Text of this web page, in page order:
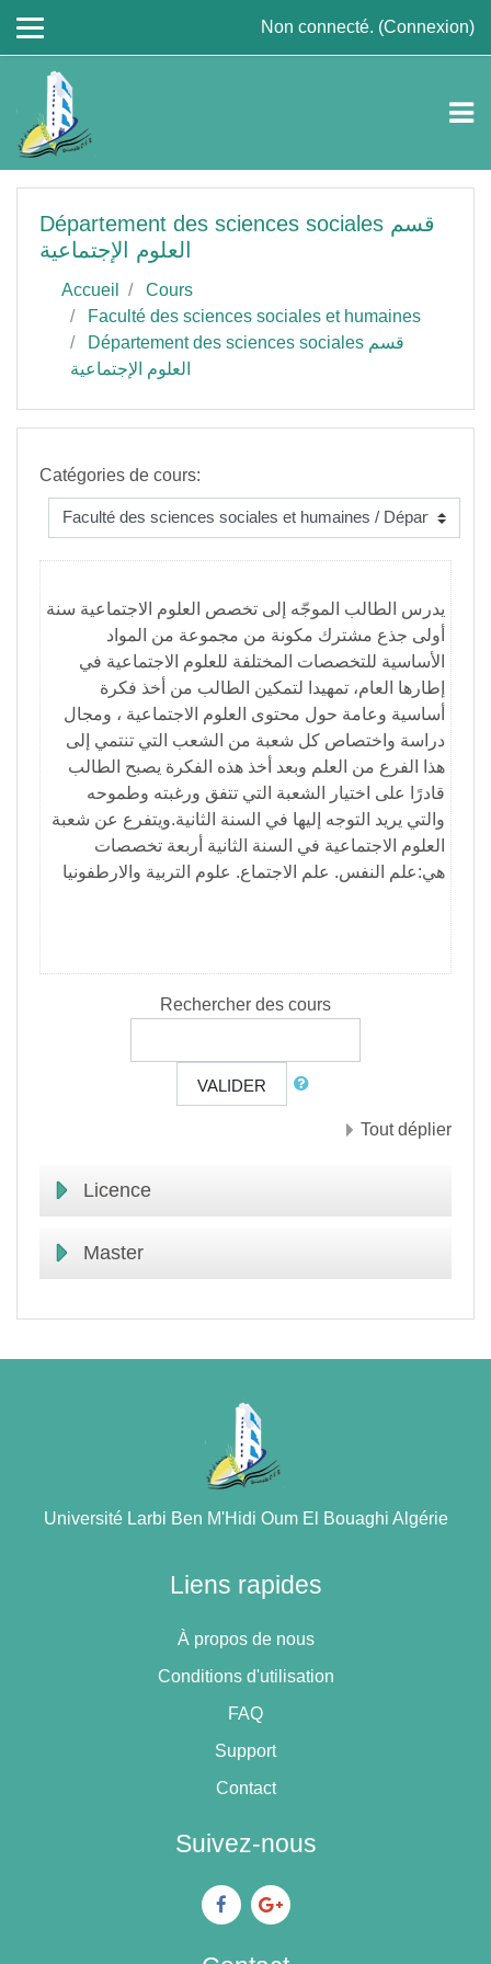
Non connecté. (Connexion)
Département des sciences sociales قسم
العلوم الإجتماعية
Accueil
Cours
Faculté des sciences sociales et humaines
Département des sciences sociales قسم
العلوم الإجتماعية
Catégories de cours:
يدرس الطالب الموجّه إلى تخصص العلوم الاجتماعية سنة
أولى جذع مشترك مكونة من مجموعة من المواد
الأساسية للتخصصات المختلفة للعلوم الاجتماعية في
إطارها العام، تمهيدا لتمكين الطالب من أخذ فكرة
أساسية وعامة حول محتوى العلوم الاجتماعية ، ومجال
دراسة واختصاص كل شعبة من الشعب التي تنتمي إلى
هذا الفرع من العلم وبعد أخذ هذه الفكرة يصبح الطالب
قادرًا على اختيار الشعبة التي تتفق ورغبته وطموحه
والتي يريد التوجه إليها في السنة الثانية.ويتفرع عن شعبة
العلوم الاجتماعية في السنة الثانية أربعة تخصصات
هي:علم النفس. علم الاجتماع. علوم التربية والارطفونيا
Rechercher des cours
VALIDER
Tout déplier
Licence
Master
Université Larbi Ben M'Hidi Oum El Bouaghi Algérie
Liens rapides
À propos de nous
Conditions d'utilisation
FAQ
Support
Contact
Suivez-nous